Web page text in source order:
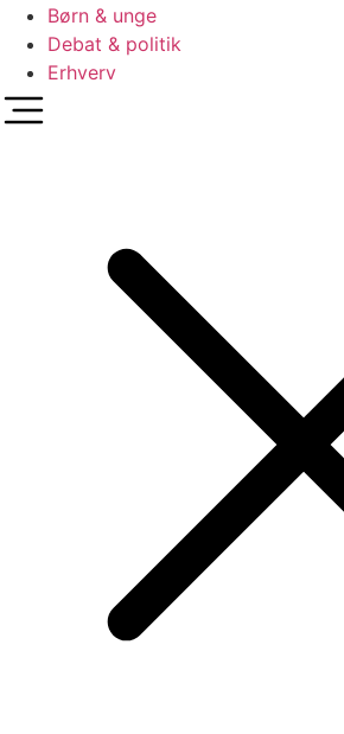
Børn & unge
Debat & politik
Erhverv